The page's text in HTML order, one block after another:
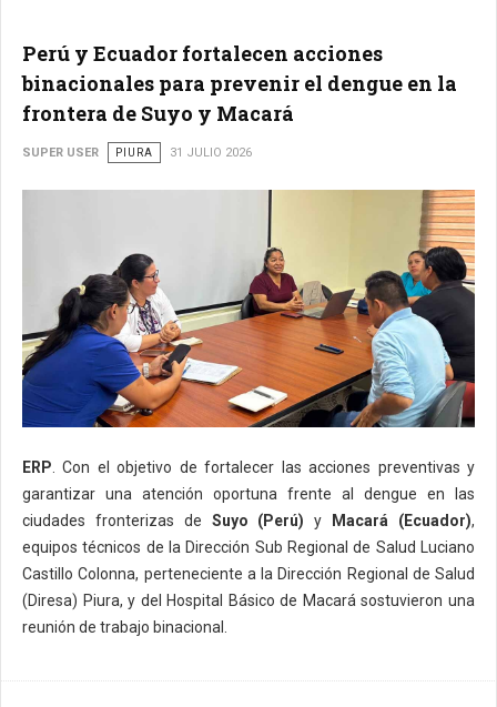
Perú y Ecuador fortalecen acciones
binacionales para prevenir el dengue en la
frontera de Suyo y Macará
SUPER USER PIURA 31 JULIO 2026
ERP . Con el objetivo de fortalecer las acciones preventivas y
garantizar una atención oportuna frente al dengue en las
ciudades fronterizas de Suyo (Perú) y Macará (Ecuador),
equipos técnicos de la Dirección Sub Regional de Salud Luciano
Castillo Colonna, perteneciente a la Dirección Regional de Salud
(Diresa) Piura, y del Hospital Básico de Macará sostuvieron una
reunión de trabajo binacional.